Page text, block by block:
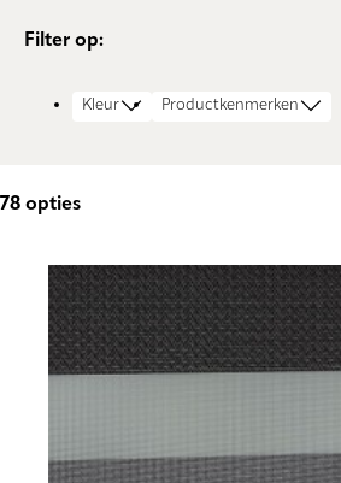
Filter op:
Kleur Productkenmerken
78 opties